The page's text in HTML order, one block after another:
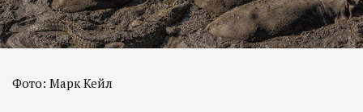
Фото: Марк Кейл